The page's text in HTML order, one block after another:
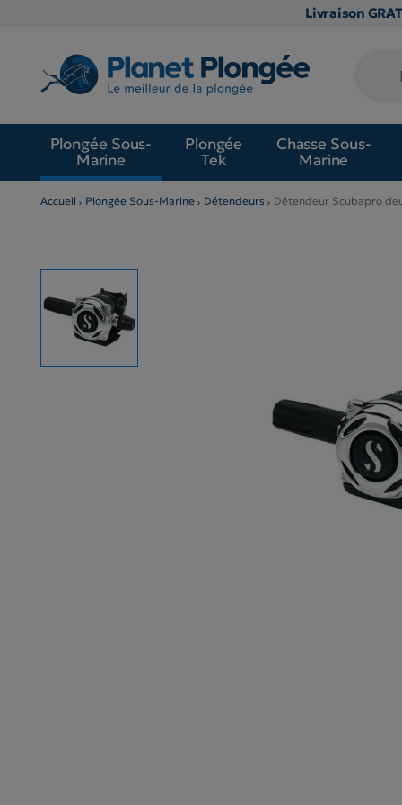
Livraison
Plongée Sous-
Marine
Plongée
Tek
Chasse Sous-
Marine
Accueil Plongée Sous-Marine Détendeurs Détendeur Scubapro